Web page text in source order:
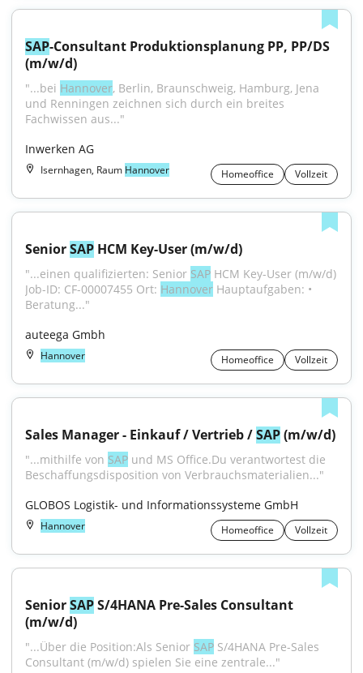
SAP-Consultant Produktionsplanung PP, PP/DS
(m/w/d)
"...bei Hannover, Berlin, Braunschweig, Hamburg, Jena
und Renningen zeichnen sich durch ein breites
Fachwissen aus..."
Inwerken AG
Isernhagen, Raum Hannover Homeoffice Vollzeit
Senior SAP HCM Key-User (m/w/d)
"...einen qualifizierten: Senior SAP HCM Key-User (m/w/d)
Job-ID: CF-00007455 Ort: Hannover Hauptaufgaben: •
Beratung..."
auteega Gmbh
Hannover Homeoffice Vollzeit
Sales Manager - Einkauf / Vertrieb / SAP (m/w/d)
"...mithilfe von SAP und MS Office.Du verantwortest die
Beschaffungsdisposition von Verbrauchsmaterialien..."
GLOBOS Logistik- und Informationssysteme GmbH
Hannover Homeoffice Vollzeit
Senior SAP S/4HANA Pre-Sales Consultant
(m/w/d)
"...Über die Position:Als Senior SAP S/4HANA Pre-Sales
Consultant (m/w/d) spielen Sie eine zentrale..."